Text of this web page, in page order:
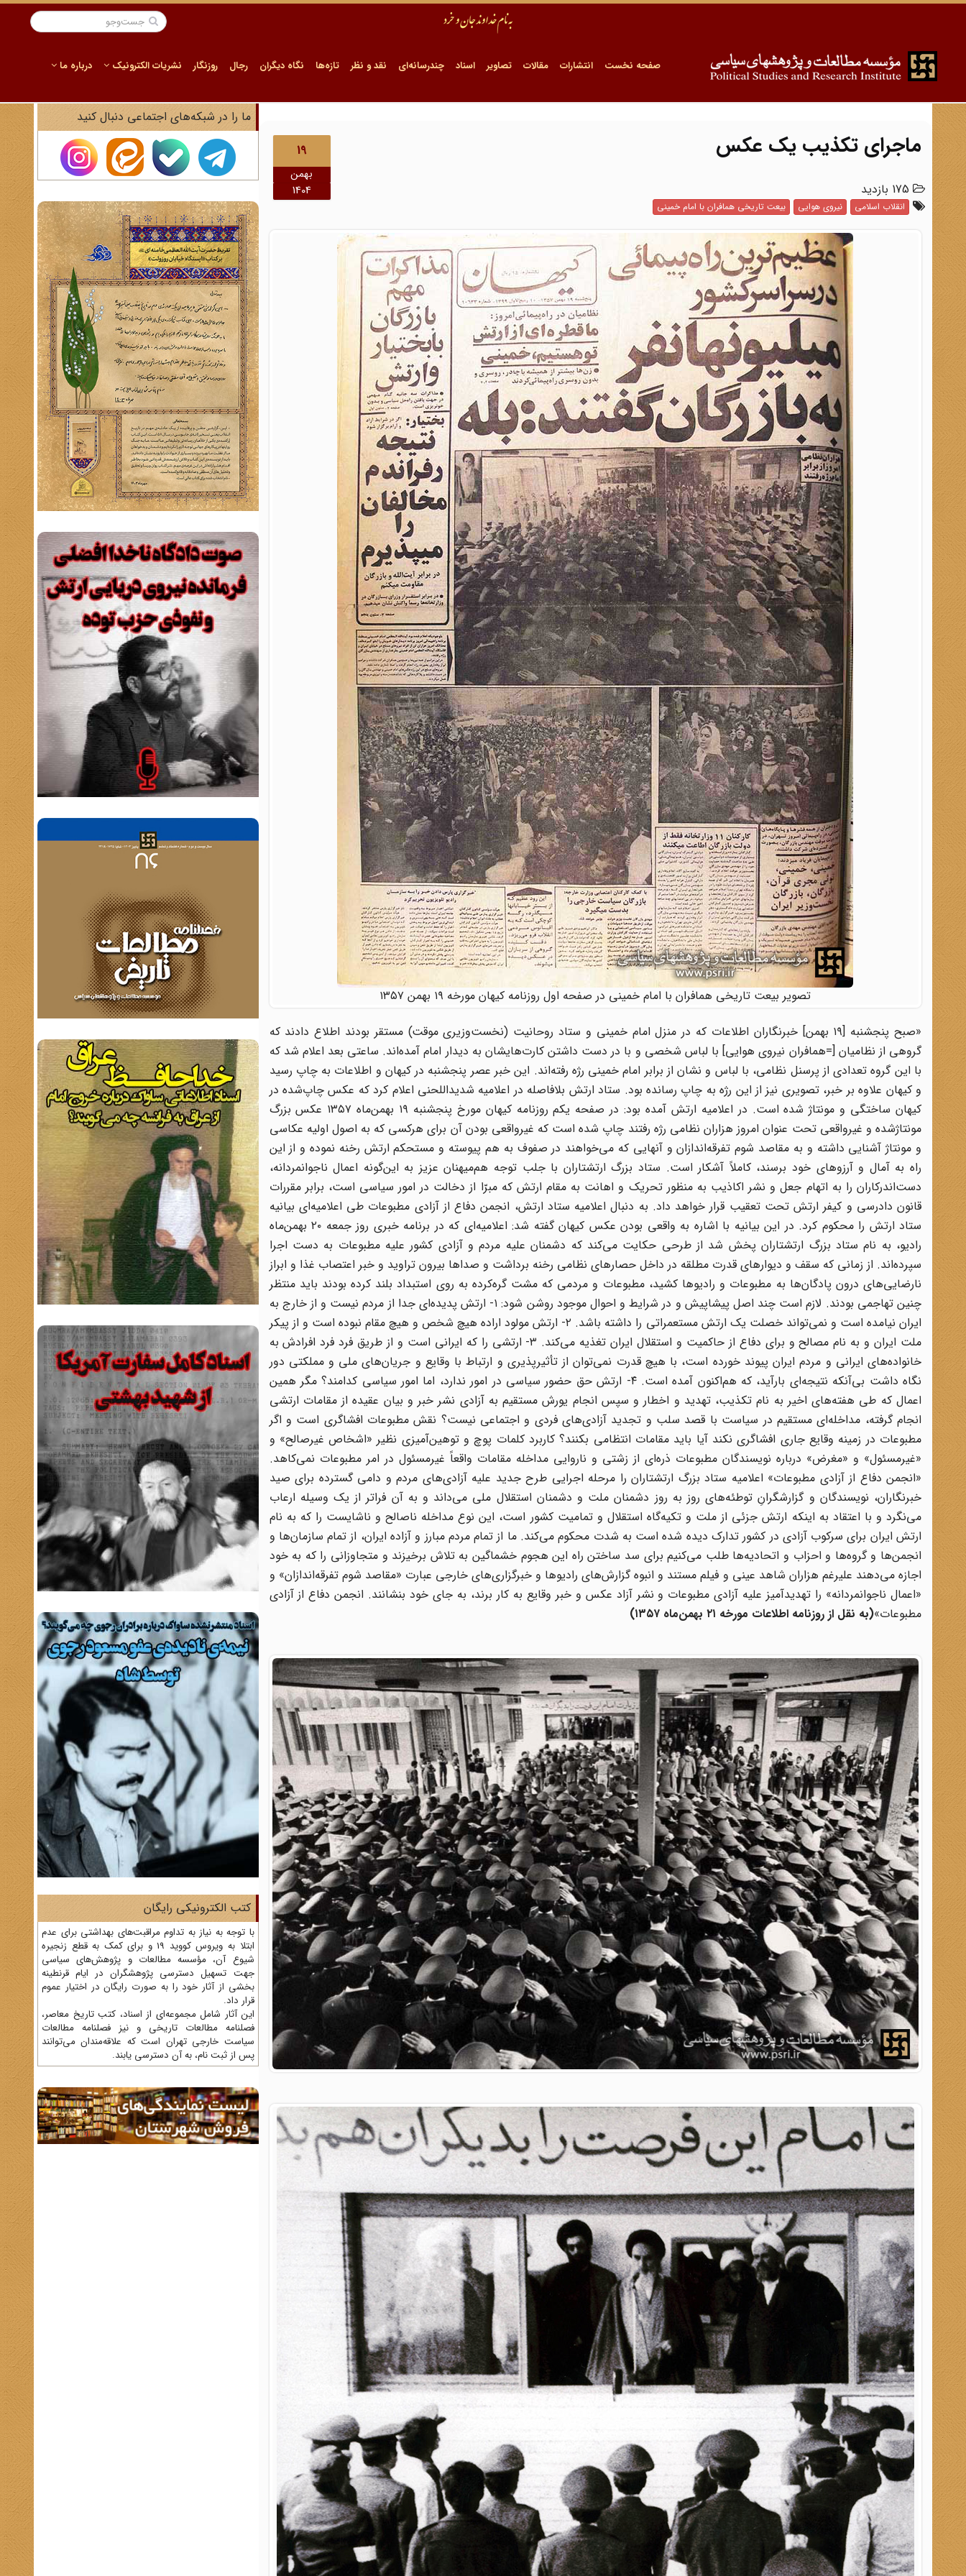
صفحه نخست انتشارات مقالات تصاویر اسناد چندرسانه‌ای نقد و نظر تازه‌ها نگاه دیگران رجال روزنگار نشریات الکترونیک درباره ما
19
بهمن
1404
ماجرای تکذیب یک عکس
انقلاب اسلامی نیروی هوایی بیعت تاریخی همافران با امام خمینی
تصویر بیعت تاریخی همافران با امام خمینی در صفحه اول روزنامه کیهان مورخه ۱۹ بهمن ۱۳۵۷
«صبح پنجشنبه [۱۹ بهمن] خبرنگاران اطلاعات که در منزل امام خمینی و ستاد روحانیت (نخست‌وزیری موقت) مستقر بودند اطلاع دادند که
گروهی از نظامیان [=همافران نیروی هوایی] با لباس شخصی و با در دست داشتن کارت‌هایشان به دیدار امام آمده‌اند. ساعتی بعد اعلام شد که
با این گروه تعدادی از پرسنل نظامی، با لباس و نشان از برابر امام خمینی رژه رفته‌اند. این خبر عصر پنجشنبه در کیهان و اطلاعات به چاپ رسید
و کیهان علاوه بر خبر، تصویری نیز از این رژه به چاپ رسانده بود. ستاد ارتش بلافاصله در اعلامیه شدیداللحنی اعلام کرد که عکس چاپ‌شده در
کیهان ساختگی و مونتاژ شده است. در اعلامیه ارتش آمده بود: در صفحه یکم روزنامه کیهان مورخ پنجشنبه ۱۹ بهمن‌ماه ۱۳۵۷ عکس بزرگ
مونتاژشده و غیرواقعی تحت عنوان امروز هزاران نظامی رژه رفتند چاپ شده است که غیرواقعی بودن آن برای هرکسی که به اصول اولیه عکاسی
و مونتاژ آشنایی داشته و به مقاصد شوم تفرقه‌اندازان و آنهایی که می‌خواهند در صفوف به هم پیوسته و مستحکم ارتش رخنه نموده و از این
راه به آمال و آرزوهای خود برسند، کاملاً آشکار است. ستاد بزرگ ارتشتاران با جلب توجه هم‌میهنان عزیز به این‌گونه اعمال ناجوانمردانه،
دست‌اندرکاران را به اتهام جعل و نشر اکاذیب به منظور تحریک و اهانت به مقام ارتش که مبرّا از دخالت در امور سیاسی است، برابر مقررات
قانون دادرسی و کیفر ارتش تحت تعقیب قرار خواهد داد. به دنبال اعلامیه ستاد ارتش، انجمن دفاع از آزادی مطبوعات طی اعلامیه‌ای بیانیه
ستاد ارتش را محکوم کرد. در این بیانیه با اشاره به واقعی بودن عکس کیهان گفته شد: اعلامیه‌ای که در برنامه خبری روز جمعه ۲۰ بهمن‌ماه
رادیو، به نام ستاد بزرگ ارتشتاران پخش شد از طرحی حکایت می‌کند که دشمنان علیه مردم و آزادی کشور علیه مطبوعات به دست اجرا
سپرده‌اند. از زمانی که سقف و دیوارهای قدرت مطلقه در داخل حصارهای نظامی رخنه برداشت و صداها بیرون تراوید و خبر اعتصاب غذا و ابراز
نارضایی‌های درون پادگان‌ها به مطبوعات و رادیوها کشید، مطبوعات و مردمی که مشت گره‌کرده به روی استبداد بلند کرده بودند باید منتظر
چنین تهاجمی بودند. لازم است چند اصل پیشاپیش و در شرایط و احوال موجود روشن شود: ۱- ارتش پدیده‌ای جدا از مردم نیست و از خارج به
ایران نیامده است و نمی‌تواند خصلت یک ارتش مستعمراتی را داشته باشد. ۲- ارتش مولود اراده هیچ شخص و هیچ مقام نبوده است و از پیکر
ملت ایران و به نام مصالح و برای دفاع از حاکمیت و استقلال ایران تغذیه می‌کند. ۳- ارتشی را که ایرانی است و از طریق فرد فرد افرادش به
خانواده‌های ایرانی و مردم ایران پیوند خورده است، با هیچ قدرت نمی‌توان از تأثیرپذیری و ارتباط با وقایع و جریان‌های ملی و مملکتی دور
نگاه داشت بی‌آنکه نتیجه‌ای بارآید، که هم‌اکنون آمده است. ۴- ارتش حق حضور سیاسی در امور ندارد، اما امور سیاسی کدامند؟ مگر همین
اعمال که طی هفته‌های اخیر به نام تکذیب، تهدید و اخطار و سپس انجام یورش مستقیم به آزادی نشر خبر و بیان عقیده از مقامات ارتشی
انجام گرفته، مداخله‌ای مستقیم در سیاست با قصد سلب و تجدید آزادی‌های فردی و اجتماعی نیست؟ نقش مطبوعات افشاگری است و اگر
مطبوعات در زمینه وقایع جاری افشاگری نکند آیا باید مقامات انتظامی بکنند؟ کاربرد کلمات پوچ و توهین‌آمیزی نظیر «اشخاص غیرصالح» و
«غیرمسئول» و «مغرض» درباره نویسندگان مطبوعات ذره‌ای از زشتی و ناروایی مداخله مقامات واقعاً غیرمسئول در امر مطبوعات نمی‌کاهد.
«انجمن دفاع از آزادی مطبوعات» اعلامیه ستاد بزرگ ارتشتاران را مرحله اجرایی طرح جدید علیه آزادی‌های مردم و دامی گسترده برای صید
خبرنگاران، نویسندگان و گزارشگرانِ توطئه‌های روز به روز دشمنان ملت و دشمنان استقلال ملی می‌داند و به آن فراتر از یک وسیله ارعاب
می‌نگرد و با اعتقاد به اینکه ارتش جزئی از ملت و تکیه‌گاه استقلال و تمامیت کشور است، این نوع مداخله ناصالح و ناشایست را که به نام
ارتش ایران برای سرکوب آزادی در کشور تدارک دیده شده است به شدت محکوم می‌کند. ما از تمام مردم مبارز و آزاده ایران، از تمام سازمان‌ها و
انجمن‌ها و گروه‌ها و احزاب و اتحادیه‌ها طلب می‌کنیم برای سد ساختن راه این هجوم خشماگین به تلاش برخیزند و متجاوزانی را که به خود
اجازه می‌دهند علیرغم هزاران شاهد عینی و فیلم مستند و انبوه گزارش‌های رادیوها و خبرگزاری‌های خارجی عبارت «مقاصد شوم تفرقه‌اندازان» و
«اعمال ناجوانمردانه» را تهدیدآمیز علیه آزادی مطبوعات و نشر آزاد عکس و خبر وقایع به کار برند، به جای خود بنشانند. انجمن دفاع از آزادی
مطبوعات»(به نقل از روزنامه اطلاعات مورخه ۲۱ بهمن‌ماه ۱۳۵۷)
ما را در شبکه‌های اجتماعی دنبال کنید
کتب الکترونیکی رایگان
با توجه به نیاز به تداوم مراقبت‌های بهداشتی برای عدم
ابتلا به ویروس کووید 19 و برای کمک به قطع زنجیره
شیوع آن، مؤسسه مطالعات و پژوهش‌های سیاسی
جهت تسهیل دسترسی پژوهشگران در ایام قرنطینه
بخشی از آثار خود را به صورت رایگان در اختیار عموم
قرار داد.
این آثار شامل مجموعه‌ای از اسناد، کتب تاریخ معاصر،
فصلنامه‌ مطالعات تاریخی و نیز فصلنامه مطالعات
سیاست خارجی تهران است که علاقه‌مندان می‌توانند
پس از ثبت نام، به آن دسترسی یابند.